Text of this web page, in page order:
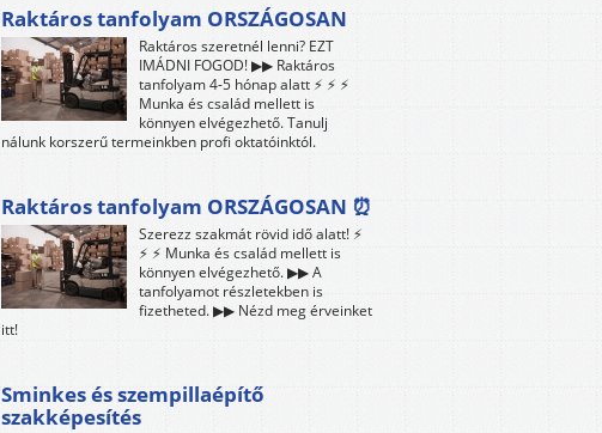
Raktáros tanfolyam ORSZÁGOSAN
Raktáros szeretnél lenni? EZT
IMÁDNI FOGOD! ▶▶ Raktáros
tanfolyam 4-5 hónap alatt ⚡ ⚡ ⚡
Munka és család mellett is
könnyen elvégezhető. Tanulj
nálunk korszerű termeinkben profi oktatóinktól.
Raktáros tanfolyam ORSZÁGOSAN ⏰
Szerezz szakmát rövid idő alatt! ⚡
⚡ ⚡ Munka és család mellett is
könnyen elvégezhető. ▶▶ A
tanfolyamot részletekben is
fizetheted. ▶▶ Nézd meg érveinket
itt!
Sminkes és szempillaépítő
szakképesítés